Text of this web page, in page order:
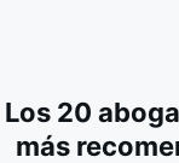
Los 20
más